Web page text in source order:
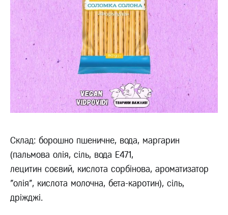
Склад: борошно пшеничне, вода, маргарин
(пальмова олія, сіль, вода Е471,
лецитин соєвий, кислота сорбінова, ароматизатор
"олія", кислота молочна, бета-каротин), сіль,
дріжджі.